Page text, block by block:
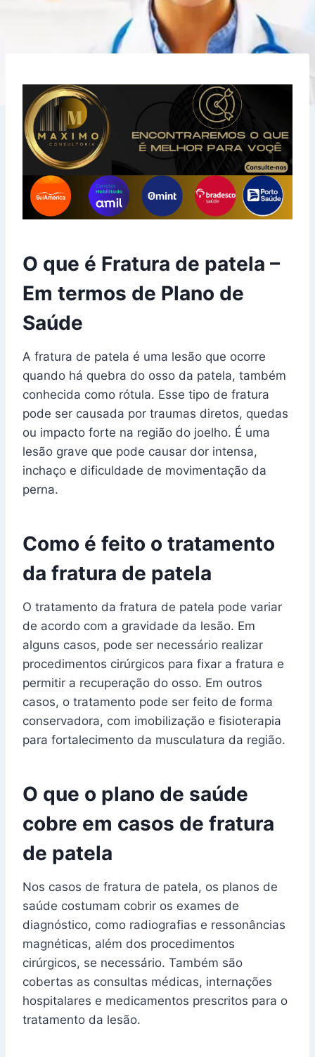
O que é Fratura de patela –
Em termos de Plano de
Saúde
A fratura de patela é uma lesão que ocorre
quando há quebra do osso da patela, também
conhecida como rótula. Esse tipo de fratura
pode ser causada por traumas diretos, quedas
ou impacto forte na região do joelho. É uma
lesão grave que pode causar dor intensa,
inchaço e dificuldade de movimentação da
perna.
Como é feito o tratamento
da fratura de patela
O tratamento da fratura de patela pode variar
de acordo com a gravidade da lesão. Em
alguns casos, pode ser necessário realizar
procedimentos cirúrgicos para fixar a fratura e
permitir a recuperação do osso. Em outros
casos, o tratamento pode ser feito de forma
conservadora, com imobilização e fisioterapia
para fortalecimento da musculatura da região.
O que o plano de saúde
cobre em casos de fratura
de patela
Nos casos de fratura de patela, os planos de
saúde costumam cobrir os exames de
diagnóstico, como radiografias e ressonâncias
magnéticas, além dos procedimentos
cirúrgicos, se necessário. Também são
cobertas as consultas médicas, internações
hospitalares e medicamentos prescritos para o
tratamento da lesão.